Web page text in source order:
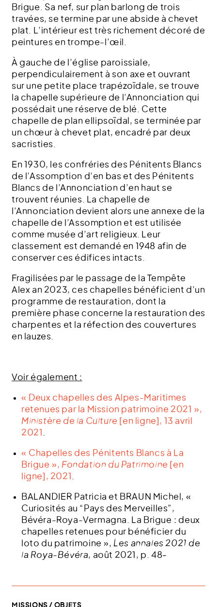
Brigue. Sa nef, sur plan barlong de trois
travées, se termine par une abside à chevet
plat. L’intérieur est très richement décoré de
peintures en trompe-l’œil.
À gauche de l’église paroissiale,
perpendiculairement à son axe et ouvrant
sur une petite place trapézoïdale, se trouve
la chapelle supérieure de l’Annonciation qui
possédait une réserve de blé. Cette
chapelle de plan ellipsoïdal, se terminée par
un chœur à chevet plat, encadré par deux
sacristies.
En 1930, les confréries des Pénitents Blancs
de l’Assomption d’en bas et des Pénitents
Blancs de l’Annonciation d’en haut se
trouvent réunies. La chapelle de
l’Annonciation devient alors une annexe de la
chapelle de l’Assomption et est utilisée
comme musée d’art religieux. Leur
classement est demandé en 1948 afin de
conserver ces édifices intacts.
Fragilisées par le passage de la Tempête
Alex an 2023, ces chapelles bénéficient d’un
programme de restauration, dont la
première phase concerne la restauration des
charpentes et la réfection des couvertures
en lauzes.
Voir également :
« Deux chapelles des Alpes-Maritimes
retenues par la Mission patrimoine 2021 »,
Ministère de la Culture
[en ligne], 13 avril
2021
« Chapelles des Pénitents Blancs à La
Brigue », Fondation du Patrimoine
[en
ligne], 2021
BALANDIER Patricia et BRAUN Michel, «
Curiosités au “Pays des Merveilles”,
Bévéra-Roya-Vermagna. La Brigue : deux
chapelles retenues pour bénéficier du
loto du patrimoine », Les annales 2021 de
la Roya-Bévéra, août 2021, p. 48‑
MISSIONS / OBJETS